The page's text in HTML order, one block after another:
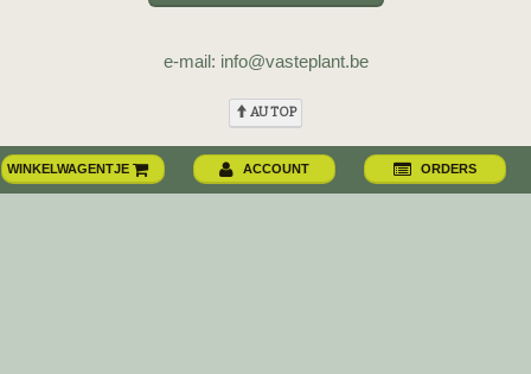
e-mail: info@vasteplant.be
AU TOP
WINKELWAGENTJE ACCOUNT ORDERS